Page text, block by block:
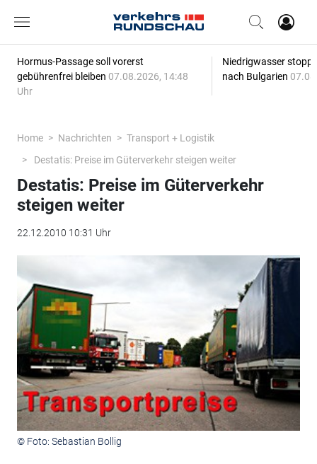
Hormus-Passage soll vorerst
gebührenfrei bleiben 07.08.2026, 14:48
Uhr
Niedrigwasser
nach Bulgarien
Home Nachrichten
Transport + Logistik
Destatis: Preise im Güterverkehr steigen weiter
Destatis: Preise im Güterverkehr
steigen weiter
22.12.2010 10:31 Uhr
© Foto: Sebastian Bollig